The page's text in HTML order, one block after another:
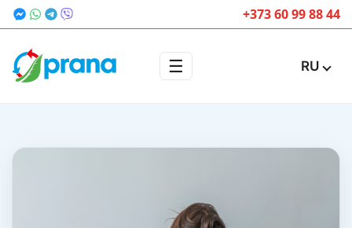
+373 60 99 88 44
☰ RU